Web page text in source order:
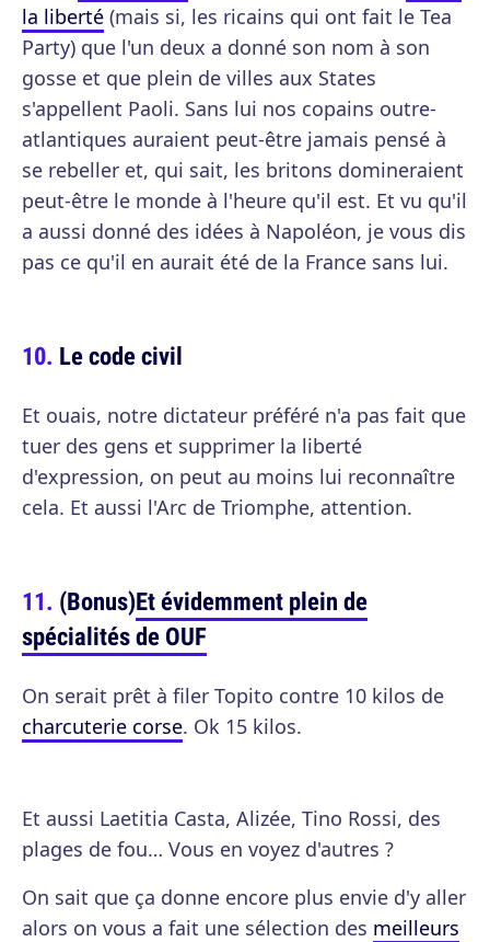
la liberté (mais si, les ricains qui ont fait le Tea
Party) que l'un deux a donné son nom à son
gosse et que plein de villes aux States
s'appellent Paoli. Sans lui nos copains outre-
atlantiques auraient peut-être jamais pensé à
se rebeller et, qui sait, les britons domineraient
peut-être le monde à l'heure qu'il est. Et vu qu'il
a aussi donné des idées à Napoléon, je vous dis
pas ce qu'il en aurait été de la France sans lui.
Le code civil
Et ouais, notre dictateur préféré n'a pas fait que
tuer des gens et supprimer la liberté
d'expression, on peut au moins lui reconnaître
cela. Et aussi l'Arc de Triomphe, attention.
(Bonus)Et évidemment plein de
spécialités de OUF
On serait prêt à filer Topito contre 10 kilos de
charcuterie corse. Ok 15 kilos.
Et aussi Laetitia Casta, Alizée, Tino Rossi, des
plages de fou… Vous en voyez d'autres ?
On sait que ça donne encore plus envie d'y aller
alors on vous a fait une sélection des meilleurs